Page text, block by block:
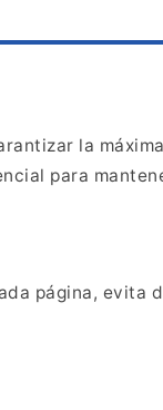
la
para
página, evita